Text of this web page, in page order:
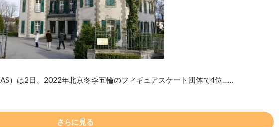
）は2日、2022年北京冬季五輪のフィギュアスケート団体で4位……
さらに見る